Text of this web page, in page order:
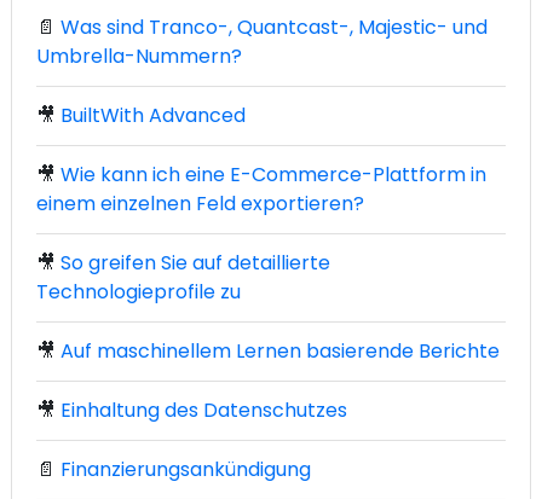
📄 Was sind Tranco-, Quantcast-, Majestic- und
Umbrella-Nummern?
🎥 BuiltWith Advanced
🎥 Wie kann ich eine E-Commerce-Plattform in
einem einzelnen Feld exportieren?
🎥 So greifen Sie auf detaillierte
Technologieprofile zu
🎥 Auf maschinellem Lernen basierende Berichte
🎥 Einhaltung des Datenschutzes
📄 Finanzierungsankündigung